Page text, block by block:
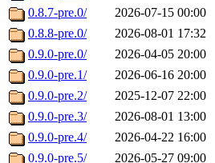
0.8.7-pre.0/
2026-07-15 00:00
0.8.8-pre.0/
2026-08-01 17:32
0.9.0-pre.0/
2026-04-05 20:00
0.9.0-pre.1/
2026-06-16 20:00
0.9.0-pre.2/
2025-12-07 22:00
0.9.0-pre.3/
2026-08-01 13:00
0.9.0-pre.4/
2026-04-22 16:00
0.9.0-pre.5/
2026-05-27 09:00